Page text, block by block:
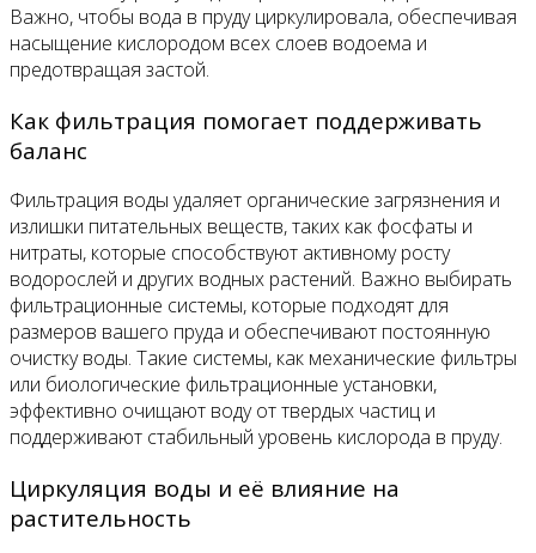
Важно, чтобы вода в пруду циркулировала, обеспечивая
насыщение кислородом всех слоев водоема и
предотвращая застой.
Как фильтрация помогает поддерживать
баланс
Фильтрация воды удаляет органические загрязнения и
излишки питательных веществ, таких как фосфаты и
нитраты, которые способствуют активному росту
водорослей и других водных растений. Важно выбирать
фильтрационные системы, которые подходят для
размеров вашего пруда и обеспечивают постоянную
очистку воды. Такие системы, как механические фильтры
или биологические фильтрационные установки,
эффективно очищают воду от твердых частиц и
поддерживают стабильный уровень кислорода в пруду.
Циркуляция воды и её влияние на
растительность